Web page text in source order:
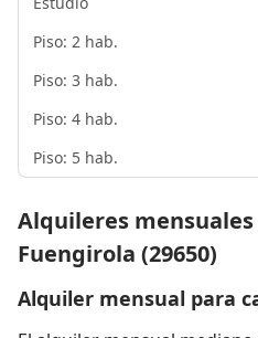
Piso: 2 hab.
Piso: 3 hab.
Piso: 4 hab.
Piso: 5 hab.
Alquileres
Fuengirola (29650)
Alquiler mensual para